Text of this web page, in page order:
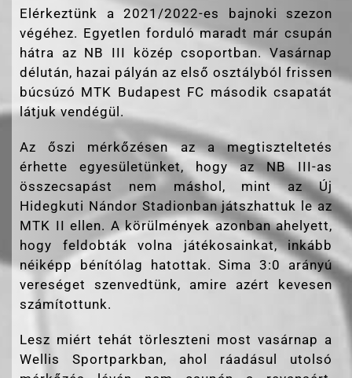
Elérkeztünk a 2021/2022-es bajnoki szezon
végéhez. Egyetlen forduló maradt már csupán
hátra az NB III közép csoportban. Vasárnap
délután, hazai pályán az első osztályból frissen
búcsúzó MTK Budapest FC második csapatát
látjuk vendégül.
Az őszi mérkőzésen az a megtiszteltetés
érhette egyesületünket, hogy az NB III-as
összecsapást nem máshol, mint az Új
Hidegkuti Nándor Stadionban játszhattuk le az
MTK II ellen. A körülmények azonban ahelyett,
hogy feldobták volna játékosainkat, inkább
néiképp bénítólag hatottak. Sima 3:0 arányú
vereséget szenvedtünk, amire azért kevesen
számítottunk.
Lesz miért tehát törleszteni most vasárnap a
Wellis Sportparkban, ahol ráadásul utolsó